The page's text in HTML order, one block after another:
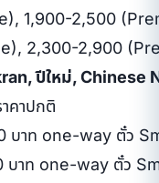
1,900-2,500
2,300-2,900
ปีใหม่, Chinese
คาปกติ
บาท one-way ตั๋ว
าท one-way ตั๋ว